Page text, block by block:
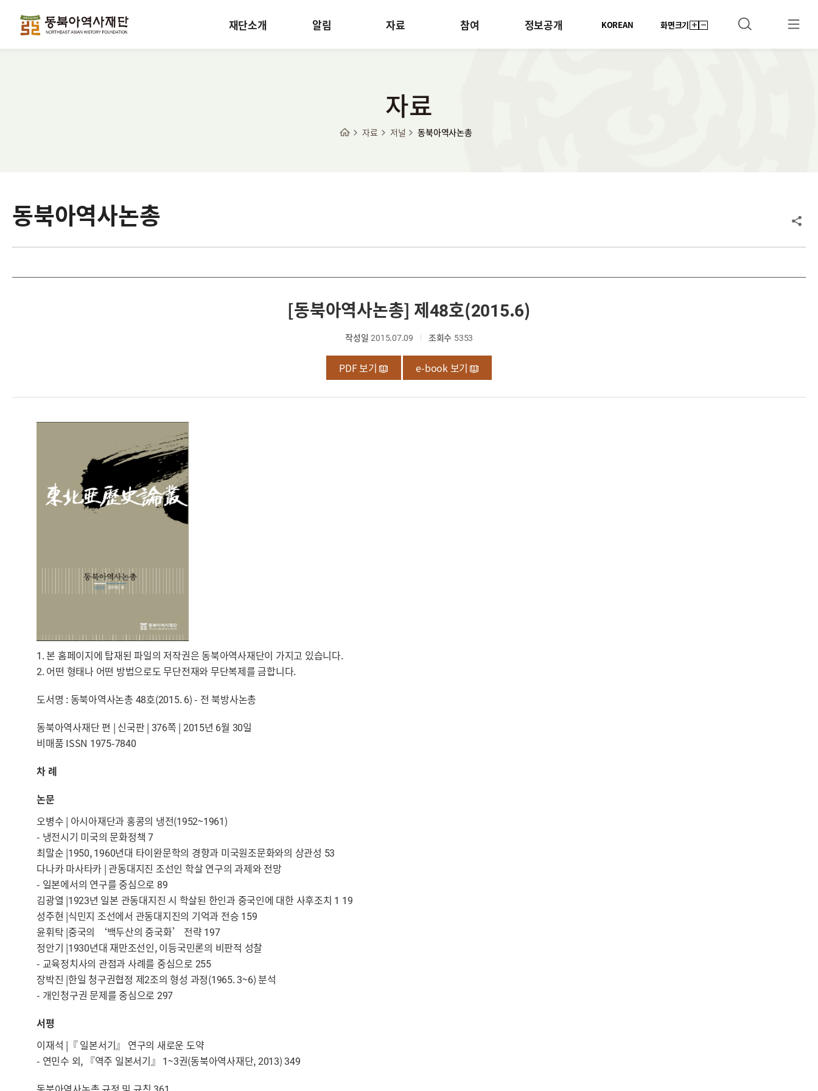
재단소개 알림 자료 참여 정보공개 KOREAN 화면크기
자료
자료 저널 동북아역사논총
동북아역사논총
[동북아역사논총] 제48호(2015.6)
작성일 2015.07.09 조회수 5353
PDF 보기 e-book 보기
1. 본 홈페이지에 탑재된 파일의 저작권은 동북아역사재단이 가지고 있습니다.
2. 어떤 형태나 어떤 방법으로도 무단전재와 무단복제를 금합니다.
도서명 : 동북아역사논총 48호(2015. 6) - 전 북방사논총
동북아역사재단 편 | 신국판 | 376쪽 | 2015년 6월 30일
비매품 ISSN 1975-7840
차 례
논문
오병수 | 아시아재단과 홍콩의 냉전(1952~1961)
- 냉전시기 미국의 문화정책 7
최말순 |1950, 1960년대 타이완문학의 경향과 미국원조문화와의 상관성 53
다나카 마사타카 | 관동대지진 조선인 학살 연구의 과제와 전망
- 일본에서의 연구를 중심으로 89
김광열 |1923년 일본 관동대지진 시 학살된 한인과 중국인에 대한 사후조치 1 19
성주현 |식민지 조선에서 관동대지진의 기억과 전승 159
윤휘탁 |중국의 ‘백두산의 중국화’ 전략 197
정안기 |1930년대 재만조선인, 이등국민론의 비판적 성찰
- 교육정치사의 관점과 사례를 중심으로 255
장박진 |한일 청구권협정 제2조의 형성 과정(1965. 3~6) 분석
- 개인청구권 문제를 중심으로 297
서평
이재석 |『 일본서기』 연구의 새로운 도약
- 연민수 외, 『역주 일본서기』 1~3권(동북아역사재단, 2013) 349